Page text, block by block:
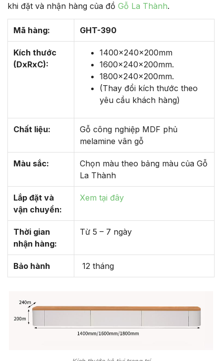
khi đặt và nhận hàng của đồ Gỗ La Thành.
Mã hàng: GHT-390
Kích thước
(DxRxC):
1400x240x200mm
1600x240x200mm.
1800x240x200mm.
(Thay đổi kích thước theo
yêu cầu khách hàng)
Chất liệu:
Gỗ công nghiệp MDF phủ
melamine vân gỗ
Màu sắc:
Chọn màu theo bảng màu của Gỗ
La Thành
Lắp đặt và
vận chuyển:
Xem tại đây
Thời gian
nhận hàng:
Từ 5 – 7 ngày
Bảo hành 12 tháng